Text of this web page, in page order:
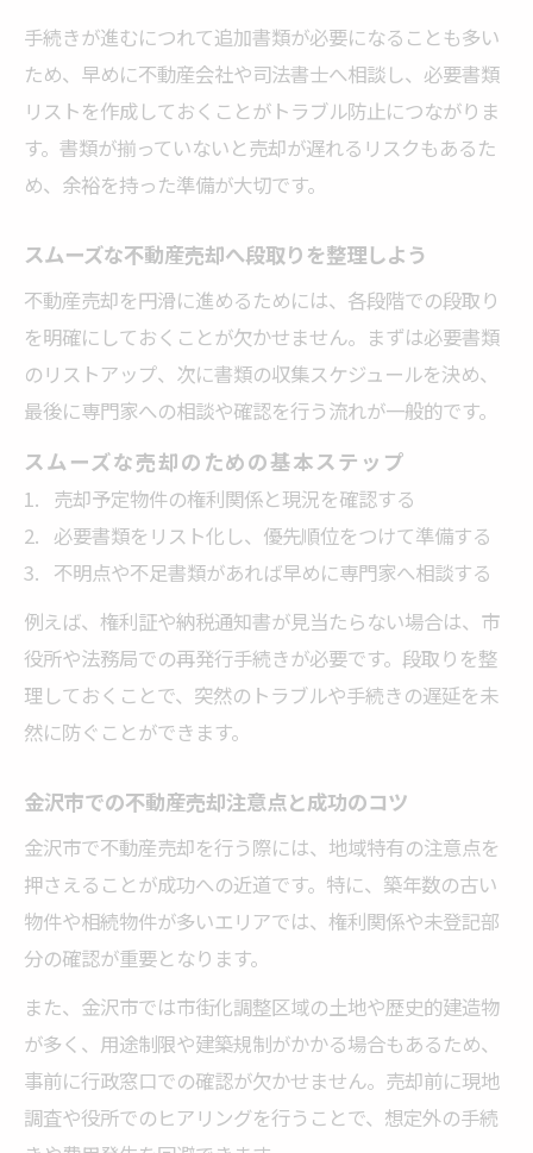
手続きが進むにつれて追加書類が必要になることも多い
ため、早めに不動産会社や司法書士へ相談し、必要書類
リストを作成しておくことがトラブル防止につながりま
す。書類が揃っていないと売却が遅れるリスクもあるた
め、余裕を持った準備が大切です。
スムーズな不動産売却へ段取りを整理しよう
不動産売却を円滑に進めるためには、各段階での段取り
を明確にしておくことが欠かせません。まずは必要書類
のリストアップ、次に書類の収集スケジュールを決め、
最後に専門家への相談や確認を行う流れが一般的です。
スムーズな売却のための基本ステップ
売却予定物件の権利関係と現況を確認する
必要書類をリスト化し、優先順位をつけて準備する
不明点や不足書類があれば早めに専門家へ相談する
例えば、権利証や納税通知書が見当たらない場合は、市
役所や法務局での再発行手続きが必要です。段取りを整
理しておくことで、突然のトラブルや手続きの遅延を未
然に防ぐことができます。
金沢市での不動産売却注意点と成功のコツ
金沢市で不動産売却を行う際には、地域特有の注意点を
押さえることが成功への近道です。特に、築年数の古い
物件や相続物件が多いエリアでは、権利関係や未登記部
分の確認が重要となります。
また、金沢市では市街化調整区域の土地や歴史的建造物
が多く、用途制限や建築規制がかかる場合もあるため、
事前に行政窓口での確認が欠かせません。売却前に現地
調査や役所でのヒアリングを行うことで、想定外の手続